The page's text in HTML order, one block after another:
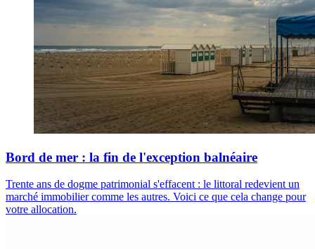
Bord de mer : la fin de l'exception balnéaire
Trente ans de dogme patrimonial s'effacent : le littoral redevient un
marché immobilier comme les autres. Voici ce que cela change pour
votre allocation.